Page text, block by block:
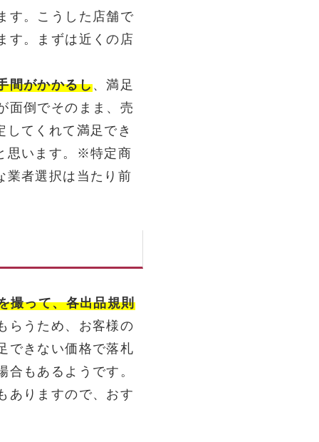
す。こうした店舗で
す。まずは近くの店
間がかかるし、満足
面倒でそのまま、売
てくれて満足でき
思います。※特定商
業者選択は当たり前
撮って、各出品規則
らうため、お客様の
できない価格で落札
もあるようです。
ありますので、おす